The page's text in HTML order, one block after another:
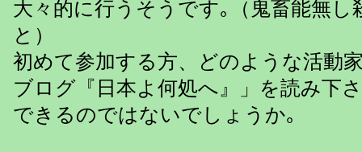
大々的に行うそうです｡（鬼畜能無し
と）
初めて参加する方、どのような活動
ブログ『日本よ何処へ』」を読み下
できるのではないでしょうか｡